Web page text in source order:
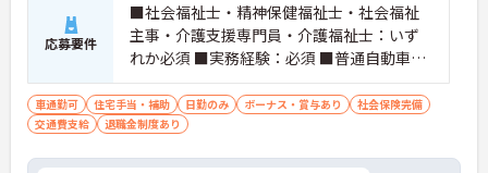
応募要件
■社会福祉士・精神保健福祉士・社会福祉
主事・介護支援専門員・介護福祉士：いず
れか必須 ■実務経験：必須 ■普通自動車運
転免許：必須
車通勤可 住宅手当・補助 日勤のみ ボーナス・賞与あり
社会保険完備
交通費支給
退職金制度あり